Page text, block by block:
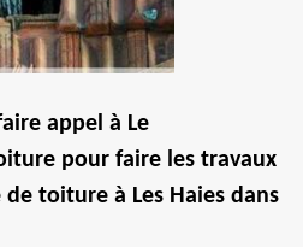
appel à Le
pour faire les travaux
toiture à Les Haies dans